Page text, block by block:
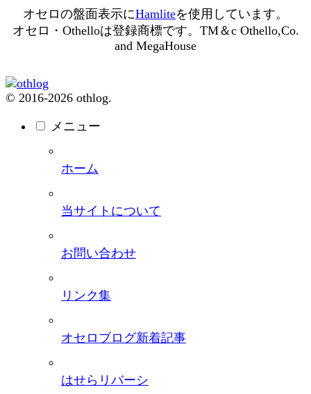
オセロの盤面表示にHamliteを使用しています。
オセロ・Othelloは登録商標です。TM＆c Othello,Co.
and MegaHouse
© 2016-2026 othlog.
メニュー
ホーム
当サイトについて
お問い合わせ
リンク集
オセロブログ新着記事
はせらリバーシ